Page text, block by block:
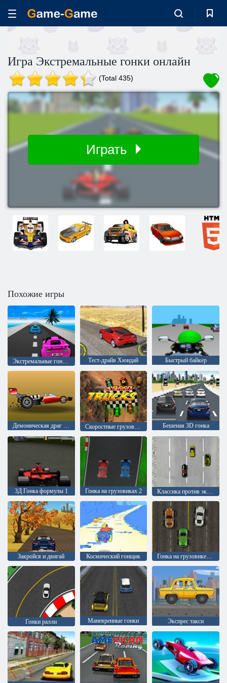
Игра Экстремальные гонки онлайн
(Total 435)
Играть
Похожие игры
Экстремальные гонки 2 Тест-драйв Хюндай Быстрый байкер
Демоническая драг гонка 2 Скоростные грузовики Бешеная 3D гонка
3Д Гонка формулы 1 Гонка на грузовиках 2 Классика против экзотики
Закройся и двигай Космический гонщик Гонка на грузовике-монстре
Гонки ралли Маневренные гонки Экспрес такси